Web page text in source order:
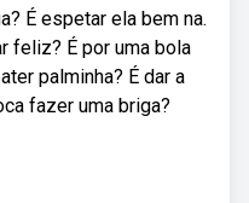
É espetar ela bem na.
feliz? É por uma bola
palminha? É dar a
fazer uma briga?